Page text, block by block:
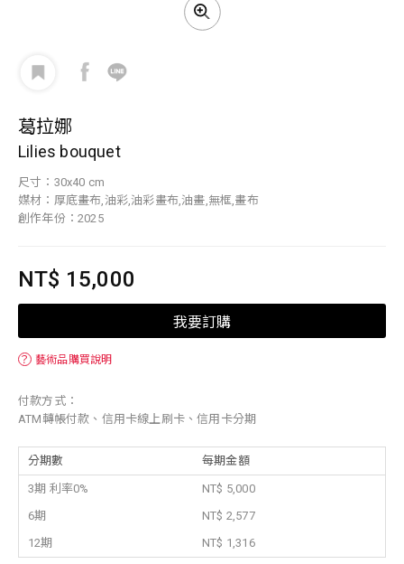
葛拉娜
Lilies bouquet
尺寸：30x40 cm
媒材：厚底畫布,油彩,油彩畫布,油畫,無框,畫布
創作年份：2025
NT$ 15,000
我要訂購
？ 藝術品購買說明
付款方式：
ATM轉帳付款、信用卡線上刷卡、信用卡分期
分期數 每期金額
3期 利率0%
NT$ 5,000
6期
NT$ 2,577
12期
NT$ 1,316